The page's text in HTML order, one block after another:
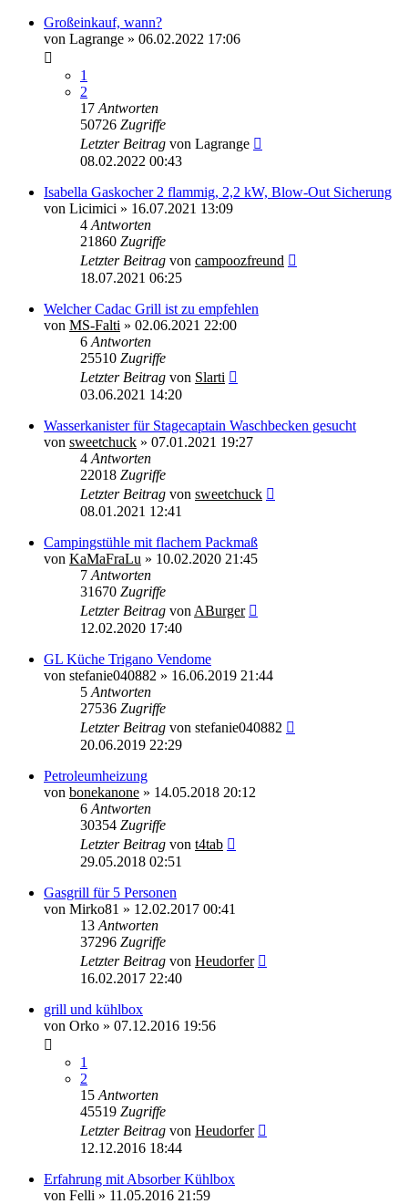
Großeinkauf, wann?
von Lagrange » 06.02.2022 17:06
1
2
17 Antworten
50726 Zugriffe
Letzter Beitrag von Lagrange
08.02.2022 00:43
Isabella Gaskocher 2 flammig, 2,2 kW, Blow-Out Sicherung
von Licimici » 16.07.2021 13:09
4 Antworten
21860 Zugriffe
Letzter Beitrag von campoozfreund
18.07.2021 06:25
Welcher Cadac Grill ist zu empfehlen
von MS-Falti » 02.06.2021 22:00
6 Antworten
25510 Zugriffe
Letzter Beitrag von Slarti
03.06.2021 14:20
Wasserkanister für Stagecaptain Waschbecken gesucht
von sweetchuck » 07.01.2021 19:27
4 Antworten
22018 Zugriffe
Letzter Beitrag von sweetchuck
08.01.2021 12:41
Campingstühle mit flachem Packmaß
von KaMaFraLu » 10.02.2020 21:45
7 Antworten
31670 Zugriffe
Letzter Beitrag von ABurger
12.02.2020 17:40
GL Küche Trigano Vendome
von stefanie040882 » 16.06.2019 21:44
5 Antworten
27536 Zugriffe
Letzter Beitrag von stefanie040882
20.06.2019 22:29
Petroleumheizung
von bonekanone » 14.05.2018 20:12
6 Antworten
30354 Zugriffe
Letzter Beitrag von t4tab
29.05.2018 02:51
Gasgrill für 5 Personen
von Mirko81 » 12.02.2017 00:41
13 Antworten
37296 Zugriffe
Letzter Beitrag von Heudorfer
16.02.2017 22:40
grill und kühlbox
von Orko » 07.12.2016 19:56
1
2
15 Antworten
45519 Zugriffe
Letzter Beitrag von Heudorfer
12.12.2016 18:44
Erfahrung mit Absorber Kühlbox
von Felli » 11.05.2016 21:59